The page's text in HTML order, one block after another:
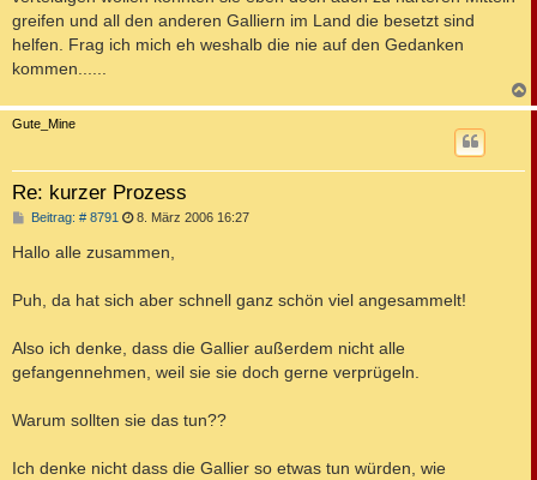
greifen und all den anderen Galliern im Land die besetzt sind
helfen. Frag ich mich eh weshalb die nie auf den Gedanken
kommen......
a
Gute_Mine
Re: kurzer Prozess
Beitrag: # 8791 B
i
t
g
8. März 2006 16:27
Hallo alle zusammen,
Puh, da hat sich aber schnell ganz schön viel angesammelt!
Also ich denke, dass die Gallier außerdem nicht alle
gefangennehmen, weil sie sie doch gerne verprügeln.
Warum sollten sie das tun??
Ich denke nicht dass die Gallier so etwas tun würden, wie